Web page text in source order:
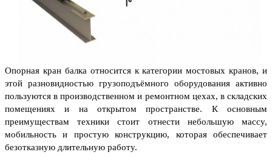
Опорная кран балка относится к категории мостовых кранов, и
этой разновидностью грузоподъёмного оборудования активно
пользуются в производственном и ремонтном цехах, в складских
помещениях и на открытом пространстве. К основным
преимуществам техники стоит отнести небольшую массу,
мобильность и простую конструкцию, которая обеспечивает
безотказную длительную работу.